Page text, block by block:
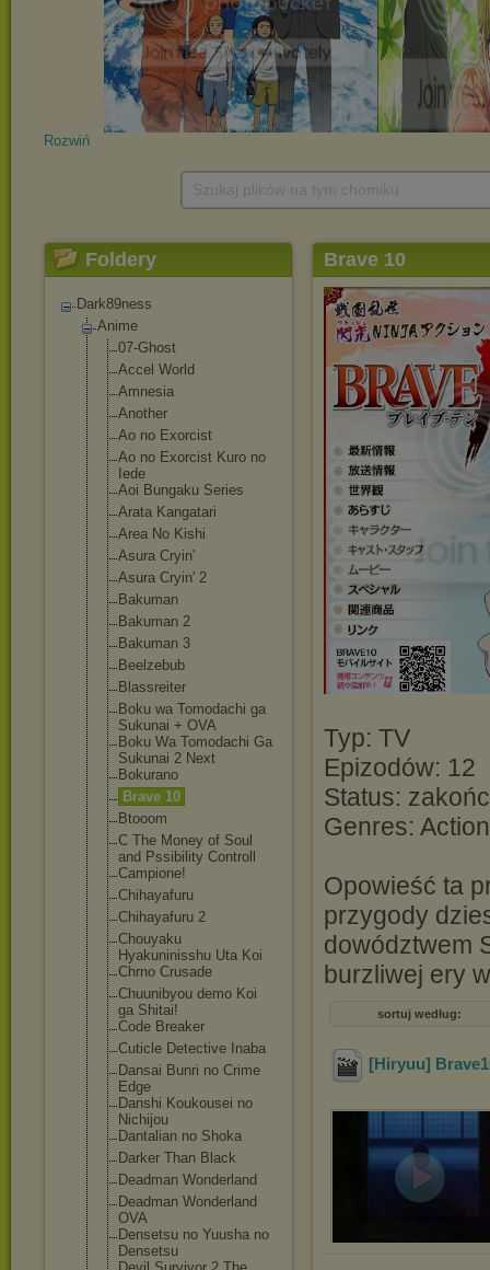
Rozwiń
Foldery
Dark89ness
Anime
07-Ghost
Accel World
Amnesia
Another
Ao no Exorcist
Ao no Exorcist Kuro no
Iede
Aoi Bungaku Series
Arata Kangatari
Area No Kishi
Asura Cryin'
Asura Cryin' 2
Bakuman
Bakuman 2
Bakuman 3
Beelzebub
Blassreiter
Boku wa Tomodachi ga
Sukunai + OVA
Boku Wa Tomodachi Ga
Sukunai 2 Next
Bokurano
Brave 10
Btooom
C The Money of Soul
and Pssibility Controll
Campione!
Chihayafuru
Chihayafuru 2
Chouyaku
Hyakuninisshu Uta Koi
Chrno Crusade
Chuunibyou demo Koi
ga Shitai!
Code Breaker
Cuticle Detective Inaba
Dansai Bunri no Crime
Edge
Danshi Koukousei no
Nichijou
Dantalian no Shoka
Darker Than Black
Deadman Wonderland
Deadman Wonderland
OVA
Densetsu no Yuusha no
Densetsu
Brave 10
Typ: TV
Epizodów: 12
Status:
Genres:
Opowieść ta
przygody
dowództwem
burzliwej ery
sortuj według:
[Hiryuu]